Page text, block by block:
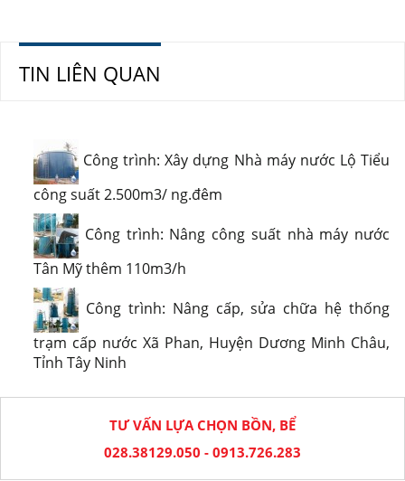
TIN LIÊN QUAN
Công trình: Xây dựng Nhà máy nước Lộ Tiểu
công suất 2.500m3/ ng.đêm
Công trình: Nâng công suất nhà máy nước
Tân Mỹ thêm 110m3/h
Công trình: Nâng cấp, sửa chữa hệ thống
trạm cấp nước Xã Phan, Huyện Dương Minh Châu,
Tỉnh Tây Ninh
TƯ VẤN LỰA CHỌN BỒN, BỂ
028.38129.050 - 0913.726.283